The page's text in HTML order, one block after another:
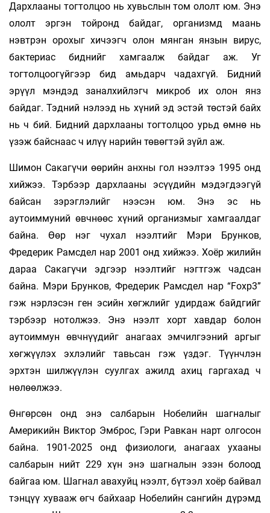
Дархлааны тогтолцоо нь хувьслын том ололт юм. Энэ
ололт эргэн тойронд байдаг, организмд маань
нэвтрэн орохыг хичээгч олон мянган янзын вирус,
бактериас биднийг хамгаалж байдаг аж. Уг
тогтолцоогүйгээр бид амьдарч чадахгүй. Бидний
эрүүл мэндэд заналхийлэгч микроб их олон янз
байдаг. Тэдний нэлээд нь хүний эд эстэй төстэй байх
нь ч бий. Бидний дархлааны тогтолцоо урьд өмнө нь
үзэж байснаас ч илүү нарийн төвөгтэй зүйл аж.
Шимон Сакагүчи өөрийн анхны гол нээлтээ 1995 онд
хийжээ. Тэрбээр дархлааны эсүүдийн мэдэгдээгүй
байсан зэрэглэлийг нээсэн юм. Энэ эс нь
аутоиммуний өвчнөөс хүний организмыг хамгаалдаг
байна. Өөр нэг чухал нээлтийг Мэри Брунков,
Фредерик Рамсдел нар 2001 онд хийжээ. Хоёр жилийн
дараа Сакагүчи эдгээр нээлтийг нэгтгэж чадсан
байна. Мэри Брунков, Фредерик Рамсдел нар “Foxр3”
гэж нэрлэсэн ген эсийн хөгжлийг удирдаж байдгийг
тэрбээр нотолжээ. Энэ нээлт хорт хавдар болон
аутоиммун өвчнүүдийг анагаах эмчилгээний аргыг
хөгжүүлэх эхлэлийг тавьсан гэж үздэг. Түүнчлэн
эрхтэн шилжүүлэн суулгах ажилд ахиц гаргахад ч
нөлөөлжээ.
Өнгөрсөн онд энэ салбарын Нобелийн шагналыг
Америкийн Виктор Эмброс, Гэри Равкан нарт олгосон
байна. 1901-2025 онд физиологи, анагаах ухааны
салбарын нийт 229 хүн энэ шагналын эзэн болоод
байгаа юм. Шагнал авахуйц нээлт, бүтээл хоёр байвал
тэнцүү хувааж өгч байхаар Нобелийн сангийн дүрэмд